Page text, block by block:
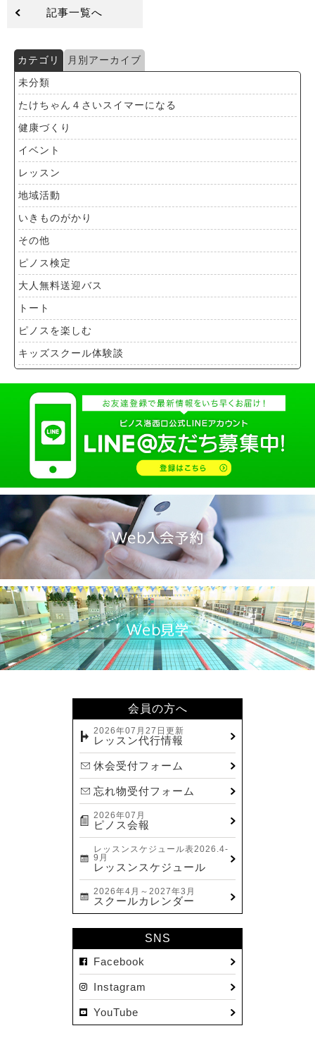
記事一覧へ
カテゴリ
月別アーカイブ
未分類
たけちゃん４さいスイマーになる
健康づくり
イベント
レッスン
地域活動
いきものがかり
その他
ピノス検定
大人無料送迎バス
トート
ピノスを楽しむ
キッズスクール体験談
会員の方へ
2026年07月27日更新
レッスン代行情報
休会受付フォーム
忘れ物受付フォーム
2026年07月
ピノス会報
レッスンスケジュール表2026.4-
9月
レッスンスケジュール
2026年4月～2027年3月
スクールカレンダー
SNS
Facebook
Instagram
YouTube